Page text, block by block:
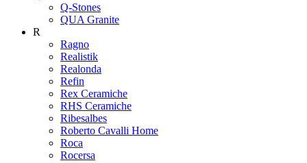
Q-Stones
QUA Granite
R
Ragno
Realistik
Realonda
Refin
Rex Ceramiche
RHS Ceramiche
Ribesalbes
Roberto Cavalli Home
Roca
Rocersa